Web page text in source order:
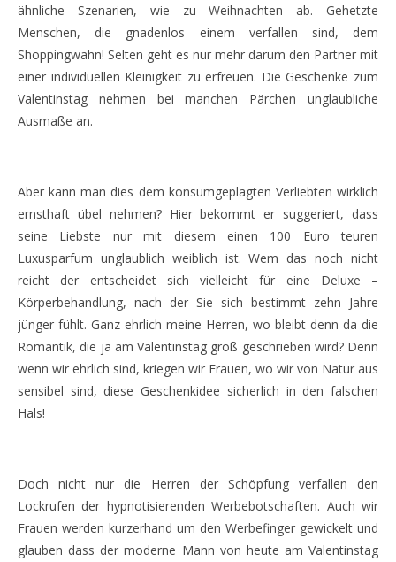
ähnliche Szenarien, wie zu Weihnachten ab. Gehetzte
Menschen, die gnadenlos einem verfallen sind, dem
Shoppingwahn! Selten geht es nur mehr darum den Partner mit
einer individuellen Kleinigkeit zu erfreuen. Die Geschenke zum
Valentinstag nehmen bei manchen Pärchen unglaubliche
Ausmaße an.
Aber kann man dies dem konsumgeplagten Verliebten wirklich
ernsthaft übel nehmen? Hier bekommt er suggeriert, dass
seine Liebste nur mit diesem einen 100 Euro teuren
Luxusparfum unglaublich weiblich ist. Wem das noch nicht
reicht der entscheidet sich vielleicht für eine Deluxe –
Körperbehandlung, nach der Sie sich bestimmt zehn Jahre
jünger fühlt. Ganz ehrlich meine Herren, wo bleibt denn da die
Romantik, die ja am Valentinstag groß geschrieben wird? Denn
wenn wir ehrlich sind, kriegen wir Frauen, wo wir von Natur aus
sensibel sind, diese Geschenkidee sicherlich in den falschen
Hals!
Doch nicht nur die Herren der Schöpfung verfallen den
Lockrufen der hypnotisierenden Werbebotschaften. Auch wir
Frauen werden kurzerhand um den Werbefinger gewickelt und
glauben dass der moderne Mann von heute am Valentinstag